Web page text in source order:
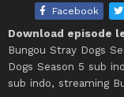
Facebook
Download episode
Bungou Stray Dogs
Dogs Season 5 sub
sub indo, streaming